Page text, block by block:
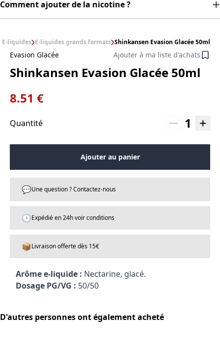
Comment ajouter de la nicotine ?
E-liquides E-liquides grands formats Shinkansen Evasion Glacée 50ml
Evasion Glacée Ajouter à ma liste d'achats
Shinkansen Evasion Glacée 50ml
8.51 €
Quantité 1
Ajouter au panier
💬Une question ? Contactez-nous
🕒Expédié en 24h voir conditions
📦Livraison offerte dès 15€
Arôme e-liquide : Nectarine, glacé.
Dosage PG/VG : 50/50
D'autres personnes ont également acheté